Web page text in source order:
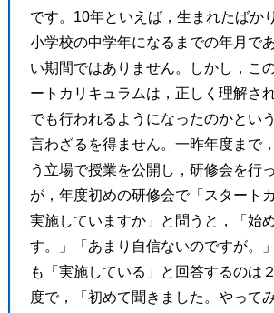
です。10年といえば，生まれたばか
小学校の中学年になるまでの年月で
い期間ではありません。しかし，こ
ートカリキュラムは，正しく理解さ
でも行われるようになったのかとい
言わざるを得ません。一昨年度まで
う立場で授業を公開し，研修会を行
が，年度初めの研修会で「スタート
実施していますか」と問うと，「始
す。」「あまり自信ないのですが。
も「実施している」と回答するのは
度で，「初めて聞きました。やって